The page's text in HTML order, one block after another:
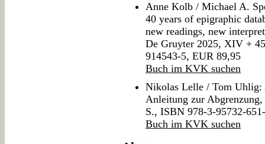
Anne Kolb / Michael A.
40 years of epigraphic
new readings, new
De Gruyter 2025, XIV +
914543-5, EUR 89,95
Buch im KVK suchen
Nikolas Lelle / Tom
Anleitung zur
S., ISBN 978-3-95732-
Buch im KVK suchen